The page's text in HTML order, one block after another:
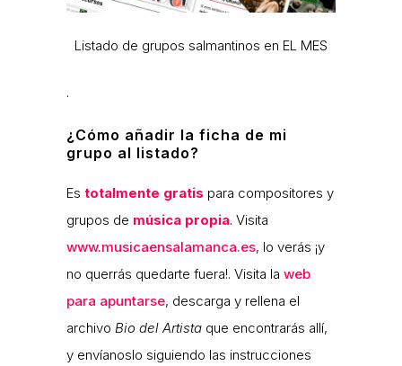
Listado de grupos salmantinos en EL MES
.
¿Cómo añadir la ficha de mi
grupo al listado?
Es totalmente gratis para compositores y
grupos de música propia. Visita
www.musicaensalamanca.es, lo verás ¡y
no querrás quedarte fuera!. Visita la web
para apuntarse, descarga y rellena el
archivo Bio del Artista que encontrarás allí,
y envíanoslo siguiendo las instrucciones